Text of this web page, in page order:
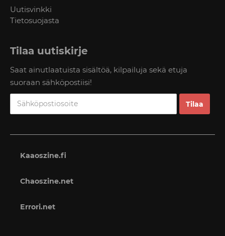
Uutisvinkki
Tietosuojasta
Tilaa uutiskirje
Saat ainutlaatuista sisältöä, kilpailuja sekä etuja
suoraan sähköpostiisi!
Kaaoszine.fi
Chaoszine.net
Errori.net